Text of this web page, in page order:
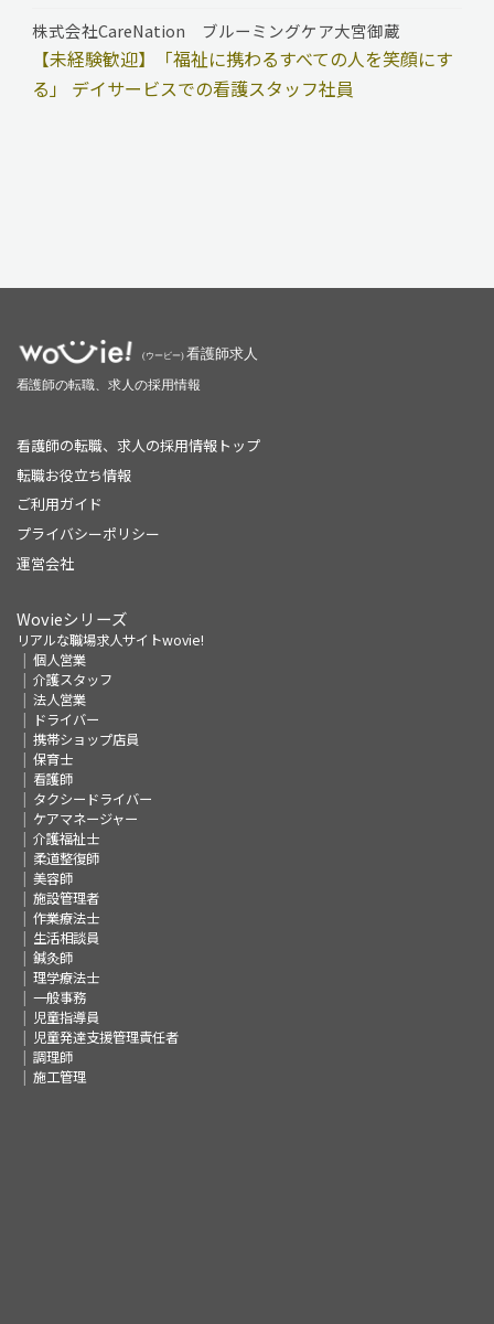
株式会社CareNation ブルーミングケア大宮御蔵
【未経験歓迎】「福祉に携わるすべての人を笑顔にす
る」 デイサービスでの看護スタッフ社員
看護師の転職、求人の採用情報トップ
転職お役立ち情報
ご利用ガイド
プライバシーポリシー
運営会社
Wovieシリーズ
リアルな職場求人サイトwovie!
個人営業
介護スタッフ
法人営業
ドライバー
携帯ショップ店員
保育士
看護師
タクシードライバー
ケアマネージャー
介護福祉士
柔道整復師
美容師
施設管理者
作業療法士
生活相談員
鍼灸師
理学療法士
一般事務
児童指導員
児童発達支援管理責任者
調理師
施工管理